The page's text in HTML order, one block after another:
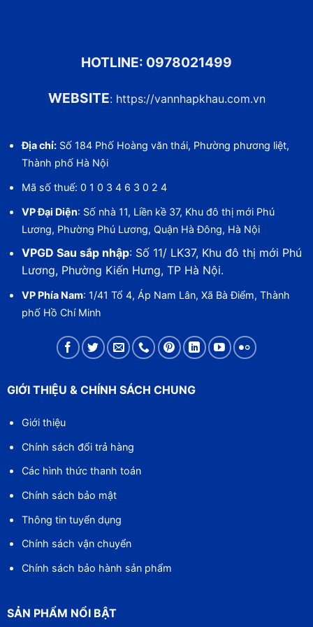
HOTLINE: 0978021499
WEBSITE: https://vannhapkhau.com.vn
Địa chỉ:Số 184 Phố Hoàng văn thái, Phường phương liệt,
Thành phố Hà Nội
Mã số thuế: 0 1 0 3 4 6 3 0 2 4
VP Đại Diện: Số nhà 11, Liền kề 37, Khu đô thị mới Phú
Lương, Phường Phú Lương, Quận Hà Đông, Hà Nội
VPGD Sau sắp nhập: Số 11/ LK37, Khu đô thị mới Phú
Lương, Phường Kiến Hưng, TP Hà Nội.
VP Phía Nam: 1/41 Tổ 4, Áp Nam Lân, Xã Bà Điểm, Thành
phố Hồ Chí Minh
GIỚI THIỆU & CHÍNH SÁCH CHUNG
Giới thiệu
Chính sách đổi trả hàng
Các hình thức thanh toán
Chính sách bảo mật
Thông tin tuyển dụng
Chính sách vận chuyển
Chính sách bảo hành sản phẩm
SẢN PHẨM NỔI BẬT